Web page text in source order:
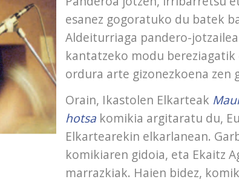
esanez gogoratuko du batek
Aldeiturriaga pandero-
kantatzeko modu bereziagatik
ordura arte gizonezkoena zen
Orain, Ikastolen Elkarteak
hotsa komikia argitaratu du,
Elkartearekin elkarlanean.
komikiaren gidoia, eta Ekaitz
marrazkiak. Haien bidez,